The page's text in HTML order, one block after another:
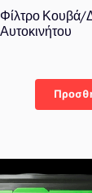
Κουβά/